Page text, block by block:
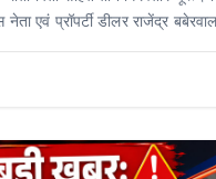
नेता एवं प्रॉपर्टी डीलर राजेंद्र